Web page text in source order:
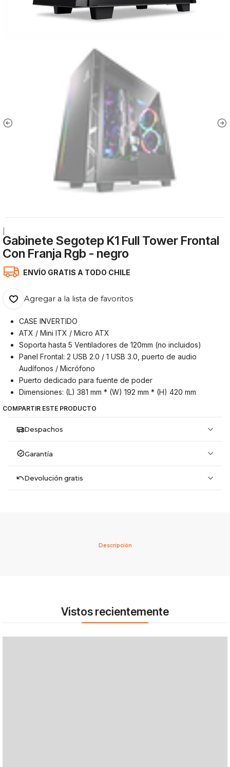
Gabinete Segotep K1 Full Tower Frontal
Con Franja Rgb - negro
ENVÍO GRATIS A TODO CHILE
Agregar a la lista de favoritos
CASE INVERTIDO
ATX / Mini ITX / Micro ATX
Soporta hasta 5 Ventiladores de 120mm (no incluidos)
Panel Frontal: 2 USB 2.0 / 1 USB 3.0, puerto de audio
Audífonos / Micrófono
Puerto dedicado para fuente de poder
Dimensiones: (L) 381 mm * (W) 192 mm * (H) 420 mm
COMPARTIR ESTE PRODUCTO
Despachos
Garantía
Devolución gratis
Descripción
Vistos recientemente